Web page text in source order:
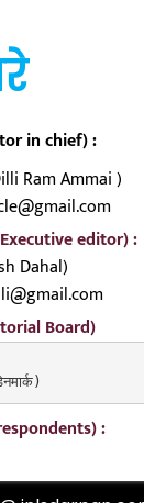
in chief) :
Ram Ammai )
editor) :
Dahal)
Board)
: